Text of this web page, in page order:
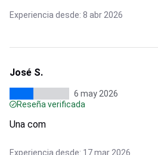
Experiencia desde: 8 abr 2026
José S.
6 may 2026
Reseña verificada
Una com
Experiencia desde: 17 mar 2026